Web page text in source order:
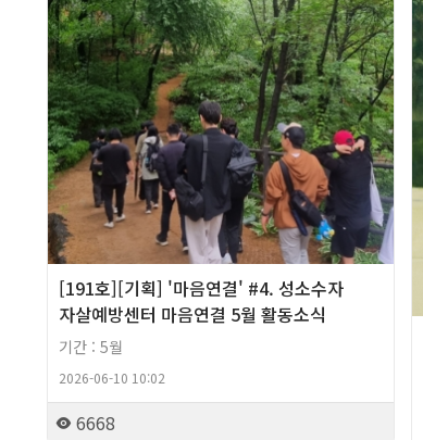
[191호][기획] '마음연결' #4. 성소수자
자살예방센터 마음연결 5월 활동소식
기간 : 5월
2026-06-10 10:02
6668